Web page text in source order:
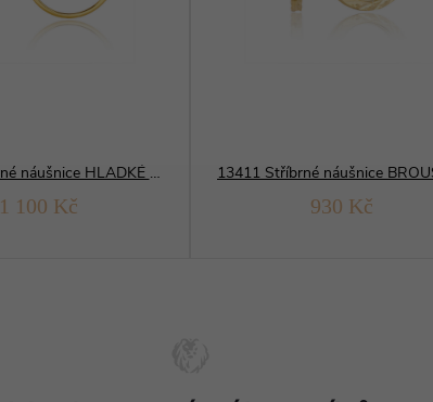
13426 Stříbrné náušnice HLADKÉ KRUHY 30 mm yellow
1 100 Kč 930 Kč